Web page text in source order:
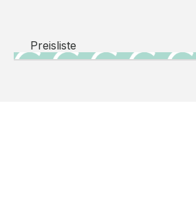
Preisliste